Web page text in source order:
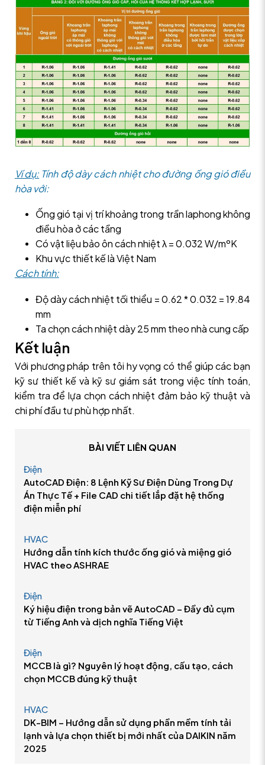
Ví dụ: Tính độ dày cách nhiệt cho đường ống gió điều
hòa với:
Ống gió tại vị trí khoảng trong trần laphong không
điều hòa ở các tầng
Có vật liệu bảo ôn cách nhiệt λ = 0.032 W/mºK
Khu vực thiết kế là Việt Nam
Cách tính:
Độ dày cách nhiệt tối thiểu = 0.62 * 0.032 = 19.84
mm
Ta chọn cách nhiệt dày 25 mm theo nhà cung cấp
Kết luận
Với phương pháp trên tôi hy vọng có thể giúp các bạn
kỹ sư thiết kế và kỹ sư giám sát trong việc tính toán,
kiểm tra để lựa chọn cách nhiệt đảm bảo kỹ thuật và
chi phí đầu tư phù hợp nhất.
BÀI VIẾT LIÊN QUAN
Điện
AutoCAD Điện: 8 Lệnh Kỹ Sư Điện Dùng Trong Dự
Án Thực Tế + File CAD chi tiết lắp đặt hệ thống
điện miễn phí
HVAC
Hướng dẫn tính kích thước ống gió và miệng gió
HVAC theo ASHRAE
Điện
Ký hiệu điện trong bản vẽ AutoCAD – Đầy đủ cụm
từ Tiếng Anh và dịch nghĩa Tiếng Việt
Điện
MCCB là gì? Nguyên lý hoạt động, cấu tạo, cách
chọn MCCB đúng kỹ thuật
HVAC
DK-BIM – Hướng dẫn sử dụng phần mềm tính tải
lạnh và lựa chọn thiết bị mới nhất của DAIKIN năm
2025